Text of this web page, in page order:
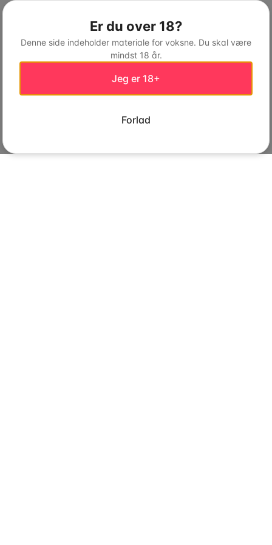
Er du over 18?
Denne side indeholder materiale for voksne. Du skal være
mindst 18 år.
Jeg er 18+
Forlad